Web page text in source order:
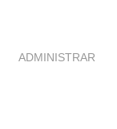
ADMINISTRAR